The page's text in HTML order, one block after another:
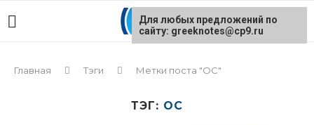
Главная Тэги Метки поста "ОС"
ТЭГ: ОС
Для любых предложений по
сайту: greeknotes@cp9.ru